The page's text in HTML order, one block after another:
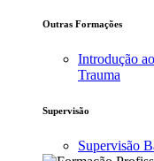
Outras Formações
Introdução
Trauma
Supervisão
Supervisão